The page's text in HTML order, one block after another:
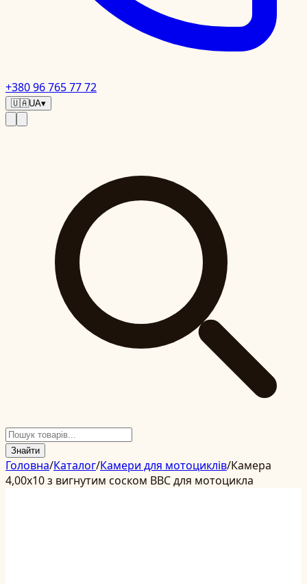
+380 96 765 77 72
🇺🇦UA▾
Знайти
Головна/Каталог/Камери для мотоциклів/Камера
4,00x10 з вигнутим соском BBC для мотоцикла